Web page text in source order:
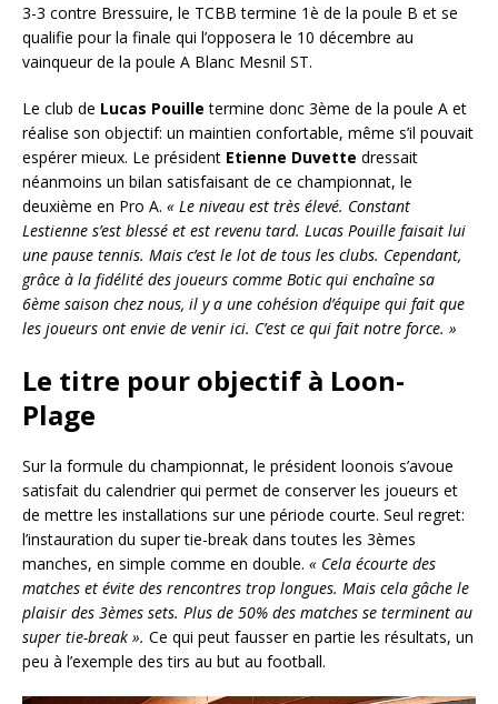
3-3 contre Bressuire, le TCBB termine 1è de la poule B et se
qualifie pour la finale qui l’opposera le 10 décembre au
vainqueur de la poule A Blanc Mesnil ST.
Le club de Lucas Pouille termine donc 3ème de la poule A et
réalise son objectif: un maintien confortable, même s’il pouvait
espérer mieux. Le président Etienne Duvette dressait
néanmoins un bilan satisfaisant de ce championnat, le
deuxième en Pro A. « Le niveau est très élevé. Constant
Lestienne s’est blessé et est revenu tard. Lucas Pouille faisait lui
une pause tennis. Mais c’est le lot de tous les clubs. Cependant,
grâce à la fidélité des joueurs comme Botic qui enchaîne sa
6ème saison chez nous, il y a une cohésion d’équipe qui fait que
les joueurs ont envie de venir ici. C’est ce qui fait notre force. »
Le titre pour objectif à Loon-
Plage
Sur la formule du championnat, le président loonois s’avoue
satisfait du calendrier qui permet de conserver les joueurs et
de mettre les installations sur une période courte. Seul regret:
l’instauration du super tie-break dans toutes les 3èmes
manches, en simple comme en double. « Cela écourte des
matches et évite des rencontres trop longues. Mais cela gâche le
plaisir des 3èmes sets. Plus de 50% des matches se terminent au
super tie-break ». Ce qui peut fausser en partie les résultats, un
peu à l’exemple des tirs au but au football.